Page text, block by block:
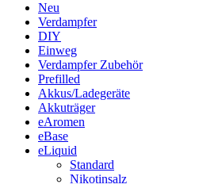
Neu
Verdampfer
DIY
Einweg
Verdampfer Zubehör
Prefilled
Akkus/Ladegeräte
Akkuträger
eAromen
eBase
eLiquid
Standard
Nikotinsalz